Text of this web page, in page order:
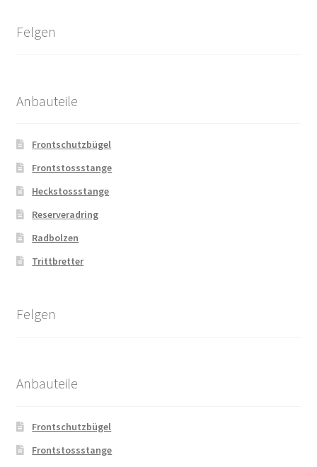
Felgen
Anbauteile
Frontschutzbügel
Frontstossstange
Heckstossstange
Reserveradring
Radbolzen
Trittbretter
Felgen
Anbauteile
Frontschutzbügel
Frontstossstange